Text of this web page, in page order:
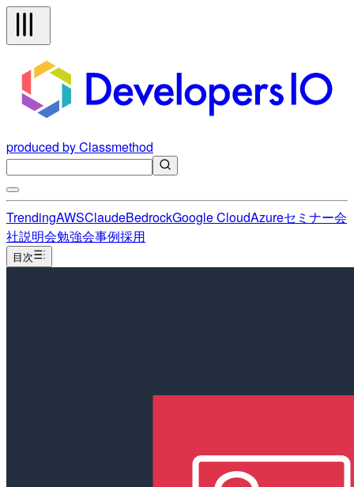
produced by Classmethod
TrendingAWSClaudeBedrockGoogle CloudAzureセミナー会
社説明会勉強会事例採用
目次